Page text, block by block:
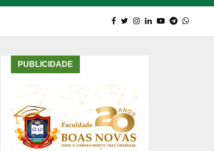
PUBLICIDADE